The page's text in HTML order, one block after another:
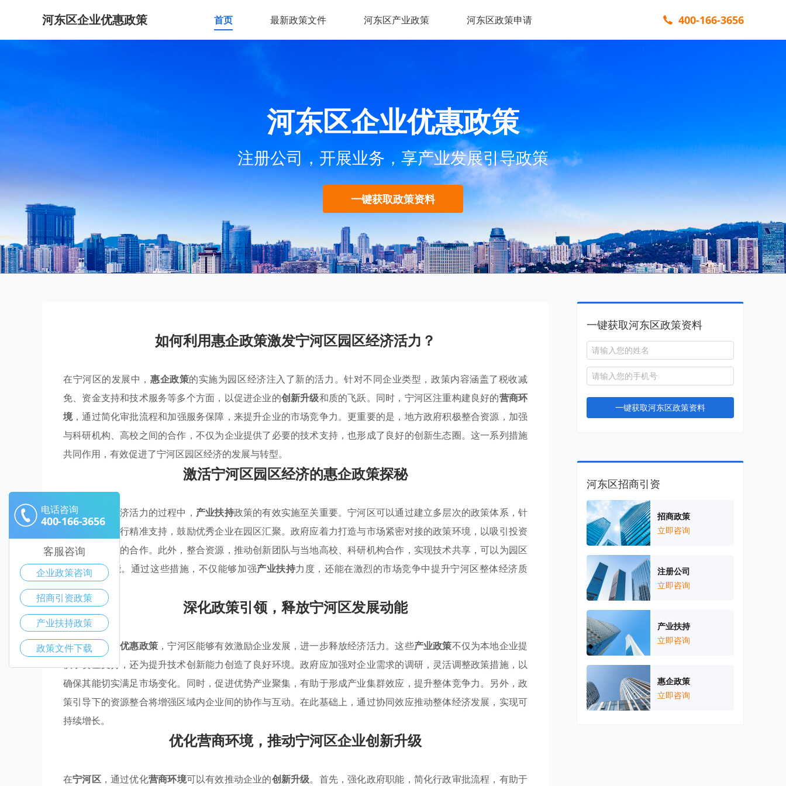
河东区企业优惠政策 首页 最新政策文件 河东区产业政策 河东区政策申请 400-166-3656
河东区企业优惠政策
注册公司，开展业务，享产业发展引导政策
一键获取政策资料
如何利用惠企政策激发宁河区园区经济活力？
在宁河区的发展中， 惠企政策的实施为园区经济注入了新的活力。针对不同企业类型，政策内容涵盖了税收减
免、资金支持和技术服务等多个方面，以促进企业的创新升级和质的飞跃。同时，宁河区注重构建良好的营商环
境，通过简化审批流程和加强服务保障，来提升企业的市场竞争力。更重要的是，地方政府积极整合资源，加强
与科研机构、高校之间的合作，不仅为企业提供了必要的技术支持，也形成了良好的创新生态圈。这一系列措施
共同作用，有效促进了宁河区园区经济的发展与转型。
激活宁河区园区经济的惠企政策探秘
在激发地方经济活力的过程中， 产业扶持政策的有效实施至关重要。宁河区可以通过建立多层次的政策体系，针
对核心产业进行精准支持，鼓励优秀企业在园区汇聚。政府应着力打造与市场紧密对接的政策环境，以吸引投资
并促进企业间的合作。此外，整合资源，推动创新团队与当地高校、科研机构合作，实现技术共享，可以为园区
注入新的动能。通过这些措施，不仅能够加强产业扶持力度，还能在激烈的市场竞争中提升宁河区整体经济质
量。
深化政策引领，释放宁河区发展动能
通过实施各类优惠政策 ，宁河区能够有效激励企业发展，进一步释放经济活力。这些产业政策不仅为本地企业提
供了资金支持，还为提升技术创新能力创造了良好环境。政府应加强对企业需求的调研，灵活调整政策措施，以
确保其能切实满足市场变化。同时，促进优势产业聚集，有助于形成产业集群效应，提升整体竞争力。另外，政
策引导下的资源整合将增强区域内企业间的协作与互动。在此基础上，通过协同效应推动整体经济发展，实现可
持续增长。
优化营商环境，推动宁河区企业创新升级
在宁河区，通过优化营商环境可以有效推动企业的创新升级。首先，强化政府职能，简化行政审批流程，有助于
一键获取河东区政策资料
一键获取河东区政策资料
河东区招商引资
招商政策
立即咨询
注册公司
立即咨询
产业扶持
立即咨询
惠企政策
立即咨询
电话咨询
400-166-3656
客服咨询
企业政策咨询
招商引资政策
产业扶持政策
政策文件下载